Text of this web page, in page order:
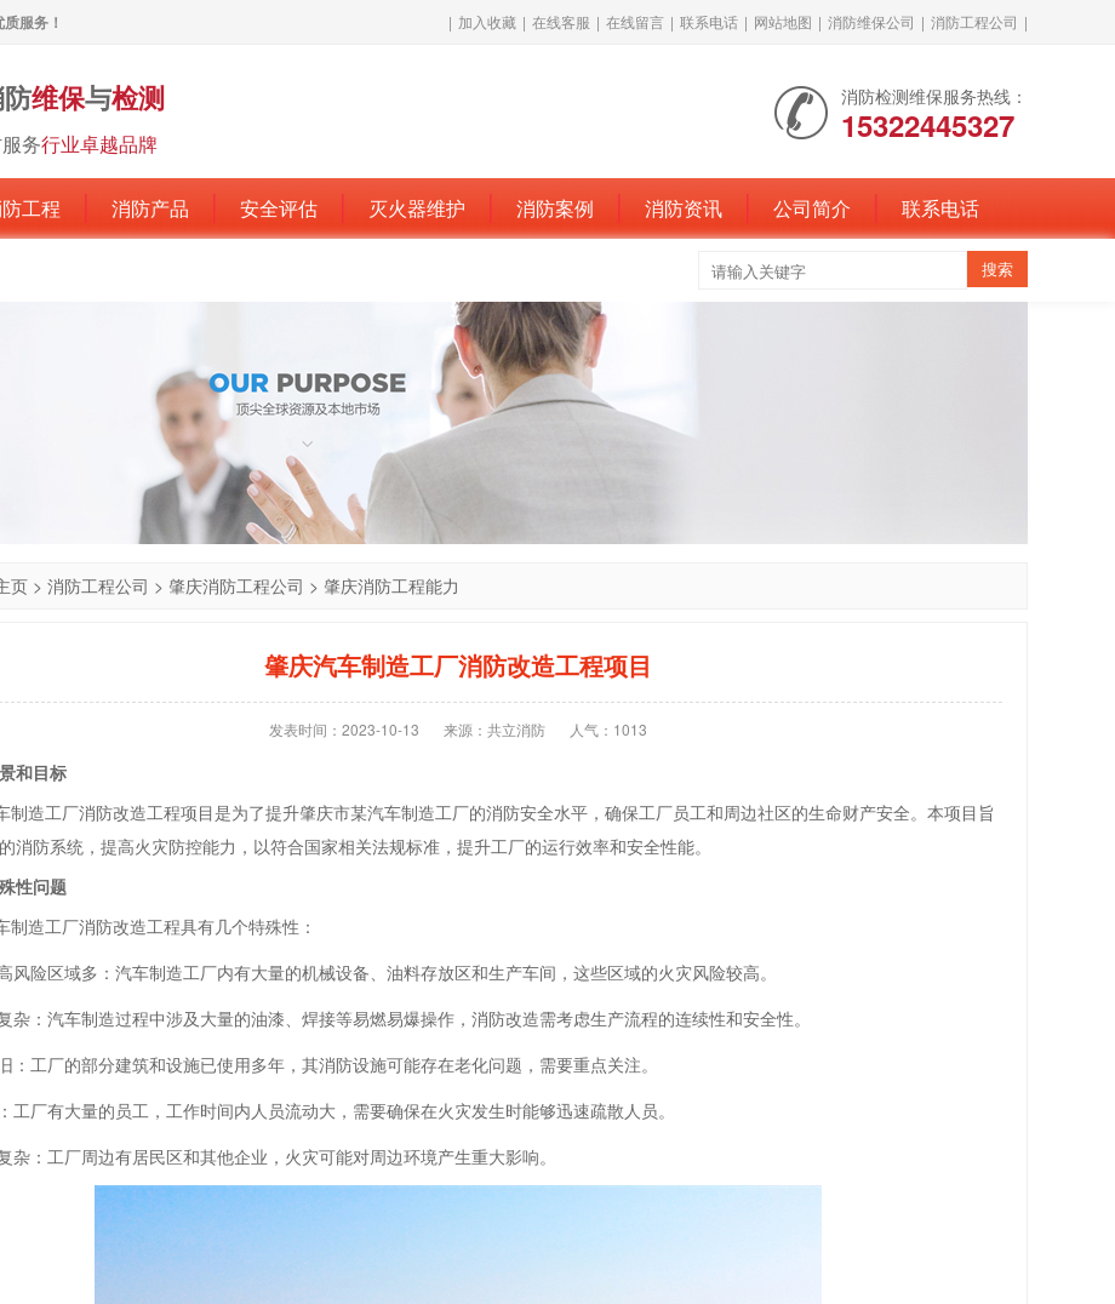
服务！ | 加入收藏 | 在线客服 | 在线留言 | 联系电话 | 网站地图 | 消防维保公司 | 消防工程公司 |
维保与检测
务行业卓越品牌
消防检测维保服务热线：
15322445327
工程 消防产品 安全评估 灭火器维护 消防案例 消防资讯 公司简介 联系电话
页 > 消防工程公司 > 肇庆消防工程公司 > 肇庆消防工程能力
肇庆汽车制造工厂消防改造工程项目
发表时间：2023-10-13 来源：共立消防 人气： 1013
和目标
造工厂消防改造工程项目是为了提升肇庆市某汽车制造工厂的消防安全水平，确保工厂员工和周边社区的生命财产安全。本项目旨
消防系统，提高火灾防控能力，以符合国家相关法规标准，提升工厂的运行效率和安全性能。
性问题
造工厂消防改造工程具有几个特殊性：
风险区域多：汽车制造工厂内有大量的机械设备、油料存放区和生产车间，这些区域的火灾风险较高。
杂：汽车制造过程中涉及大量的油漆、焊接等易燃易爆操作，消防改造需考虑生产流程的连续性和安全性。
：工厂的部分建筑和设施已使用多年，其消防设施可能存在老化问题，需要重点关注。
工厂有大量的员工，工作时间内人员流动大，需要确保在火灾发生时能够迅速疏散人员。
杂：工厂周边有居民区和其他企业，火灾可能对周边环境产生重大影响。